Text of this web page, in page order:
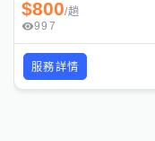
$800/趟
997
服務詳情